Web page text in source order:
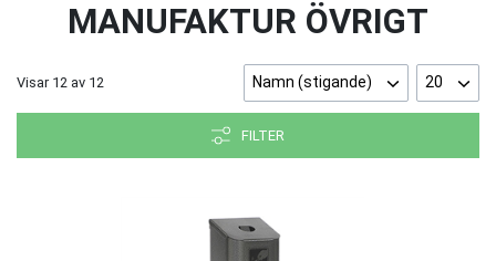
MANUFAKTUR ÖVRIGT
Visar 12 av 12 Namn (stigande) 20
FILTER